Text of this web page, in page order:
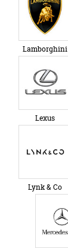
Lamborghini
Lexus
Lynk & Co